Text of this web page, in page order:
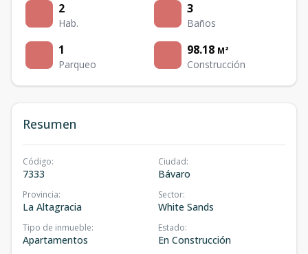
2
Hab.
3
Baños
1
Parqueo
98.18 M²
Construcción
Resumen
Código:
7333
Ciudad:
Bávaro
Provincia:
La Altagracia
Sector:
White Sands
Tipo de inmueble:
Apartamentos
Estado:
En Construcción